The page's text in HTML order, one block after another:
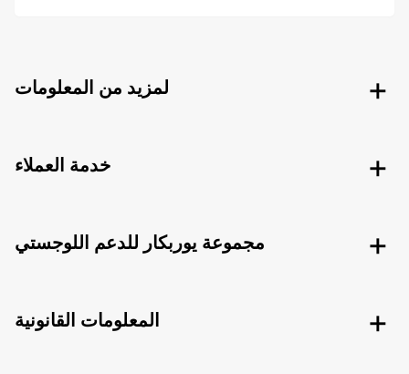
لمزيد من المعلومات
خدمة العملاء
مجموعة يوربكار للدعم اللوجستي
المعلومات القانونية